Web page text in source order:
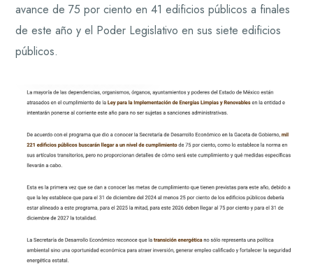
avance de 75 por ciento en 41 edificios públicos a finales
de este año y el Poder Legislativo en sus siete edificios
públicos.